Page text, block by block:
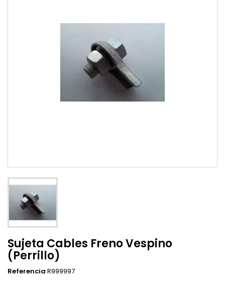
Sujeta Cables Freno Vespino
(Perrillo)
Referencia R999997